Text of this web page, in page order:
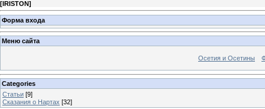
[IRISTON]
Форма входа
Меню сайта
Осетия и Осетины
Categories
Статьи [9]
Сказания о Нартах [32]